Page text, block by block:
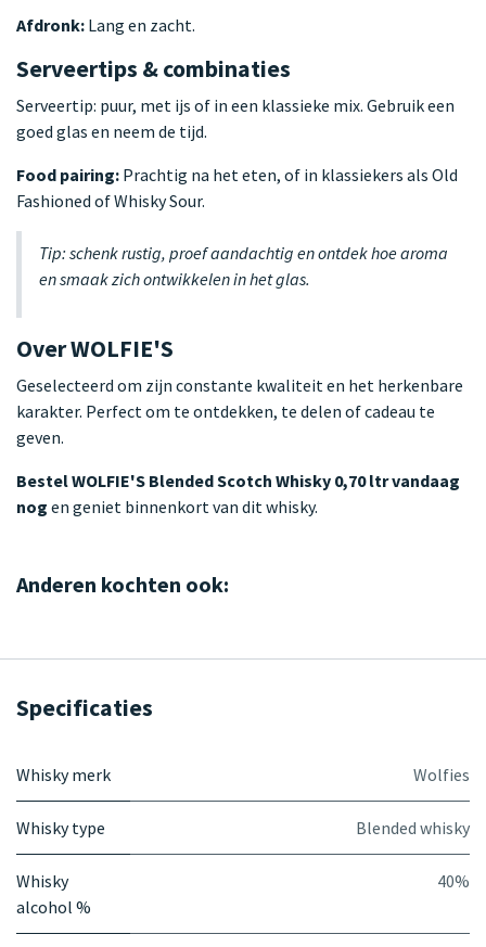
Afdronk: Lang en zacht.
Serveertips & combinaties
Serveertip: puur, met ijs of in een klassieke mix. Gebruik een
goed glas en neem de tijd.
Food pairing: Prachtig na het eten, of in klassiekers als Old
Fashioned of Whisky Sour.
Tip: schenk rustig, proef aandachtig en ontdek hoe aroma
en smaak zich ontwikkelen in het glas.
Over WOLFIE'S
Geselecteerd om zijn constante kwaliteit en het herkenbare
karakter. Perfect om te ontdekken, te delen of cadeau te
geven.
Bestel WOLFIE'S Blended Scotch Whisky 0,70 ltr vandaag
nog en geniet binnenkort van dit whisky.
Anderen kochten ook:
Specificaties
Whisky merk Wolfies
Whisky type Blended whisky
Whisky
alcohol %
40%